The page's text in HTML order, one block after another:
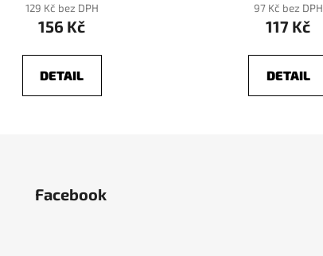
129 Kč bez DPH
156 Kč
DETAIL
97 Kč bez DPH
117 Kč
DETAIL
Facebook